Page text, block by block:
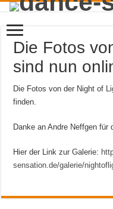
Die Fotos
sind nun
Die Fotos von der Night of
finden.
Danke an Andre Neffgen für
Hier der Link zur Galerie:
sensation.de/galerie/